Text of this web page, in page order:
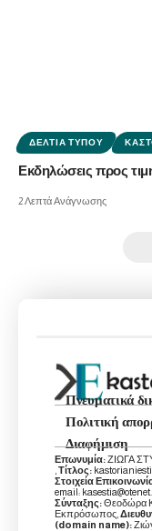
ΔΕΛΤΊΑ ΤΎΠΟΥ
Εκδηλώσεις προς
2 Λεπτά Ανάγνωσης
Πνευματικά
Πολιτική
Διαφήμιση
Επωνυμία:ΖΙΩΓΑ
Τίτλος:
Στοιχεία
email:
Σύνταξης:Θεοδώρα
Εκπρόσωπος,
(domain name):